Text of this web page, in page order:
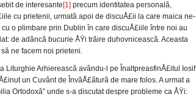
de interesante [1] precum identitatea personală,
cu prietenii, urmată apoi de discuÅ£ii la care maica ne-
o plimbare prin Dublin în care discuÅ£iile între noi au
de adâncă bucurie ÅŸi trăire duhovnicească. Aceasta
ne facem noi prieteni.
Liturghie Arhierească avându-l pe ÎnaltpreasfinÅ£itul Iosif
un Cuvânt de ÎnvăÅ£ătură de mare folos. A urmat a
Ortodoxă” unde s-a discutat despre probleme ca ÅŸi: